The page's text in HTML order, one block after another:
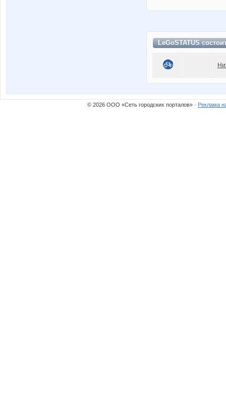
LeGoSTATUS
© 2026 ООО «Сеть городских порталов» · Реклама